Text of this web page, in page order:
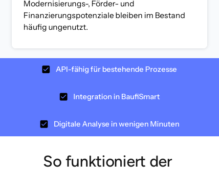
Modernisierungs-, Förder- und
Finanzierungspotenziale bleiben im Bestand
häufig ungenutzt.
API-fähig für bestehende Prozesse
Integration in BaufiSmart
Digitale Analyse in wenigen Minuten
So funktioniert der